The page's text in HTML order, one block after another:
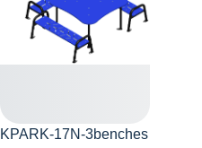
KPARK-17N-3benches